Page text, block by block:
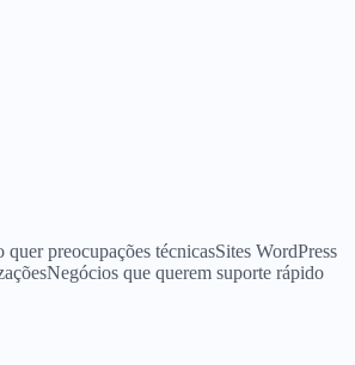
quer preocupações técnicasSites WordPress
Negócios que querem suporte rápido